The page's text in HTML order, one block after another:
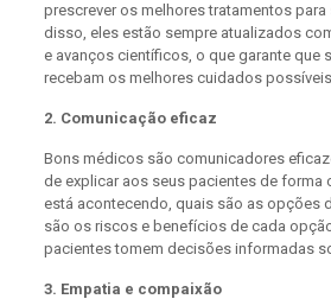
prescrever os melhores tratamentos
disso, eles estão sempre atualizados
e avanços científicos, o que garante que
recebam os melhores cuidados
2. Comunicação eficaz
Bons médicos são comunicadores
de explicar aos seus pacientes de forma
está acontecendo, quais são as opções
são os riscos e benefícios de cada
pacientes tomem decisões informadas
3. Empatia e compaixão